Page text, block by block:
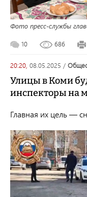
Фото пресс-службы
10 686
20:20, 08.05.2025 /
Улицы в Коми
инспекторы на
Главная их цель —